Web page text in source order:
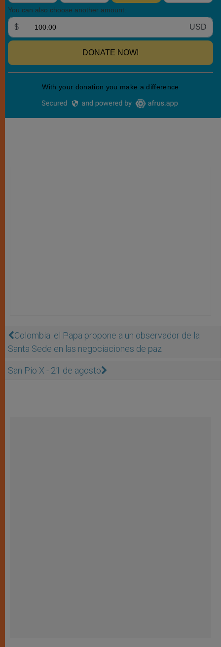
Colombia: el Papa propone a un observador de la
Santa Sede en las negociaciones de paz
San Pío X - 21 de agosto